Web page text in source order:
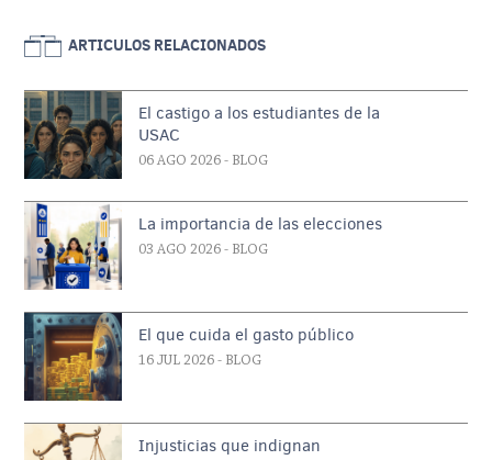
ARTICULOS RELACIONADOS
El castigo a los estudiantes de la
USAC
06 AGO 2026 - BLOG
La importancia de las elecciones
03 AGO 2026 - BLOG
El que cuida el gasto público
16 JUL 2026 - BLOG
Injusticias que indignan